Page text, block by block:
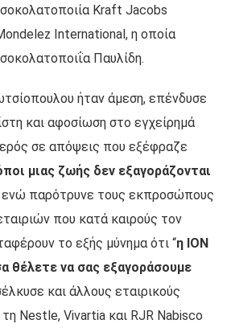
Kraft Jacobs
International, η οποία
Παυλίδη.
ήταν άμεση, επένδυσε
και αφοσίωση στο εγχείρημά
σε απόψεις που εξέφραζε
μιας ζωής δεν εξαγοράζονται
ενώ παρότρυνε τους εκπροσώπους
που κατά καιρούς τον
το εξής μύνημα ότι “η ΙΟΝ
θέλετε να σας εξαγοράσουμε
και άλλους εταιρικούς
Nestle, Vivartia και RJR Nabisco